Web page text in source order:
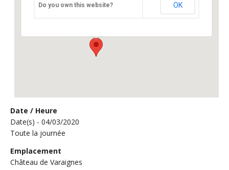
Château de Varaignes
Événements
Do you own this website? OK
Date / Heure
Date(s) - 04/03/2020
Toute la journée
Emplacement
Château de Varaignes